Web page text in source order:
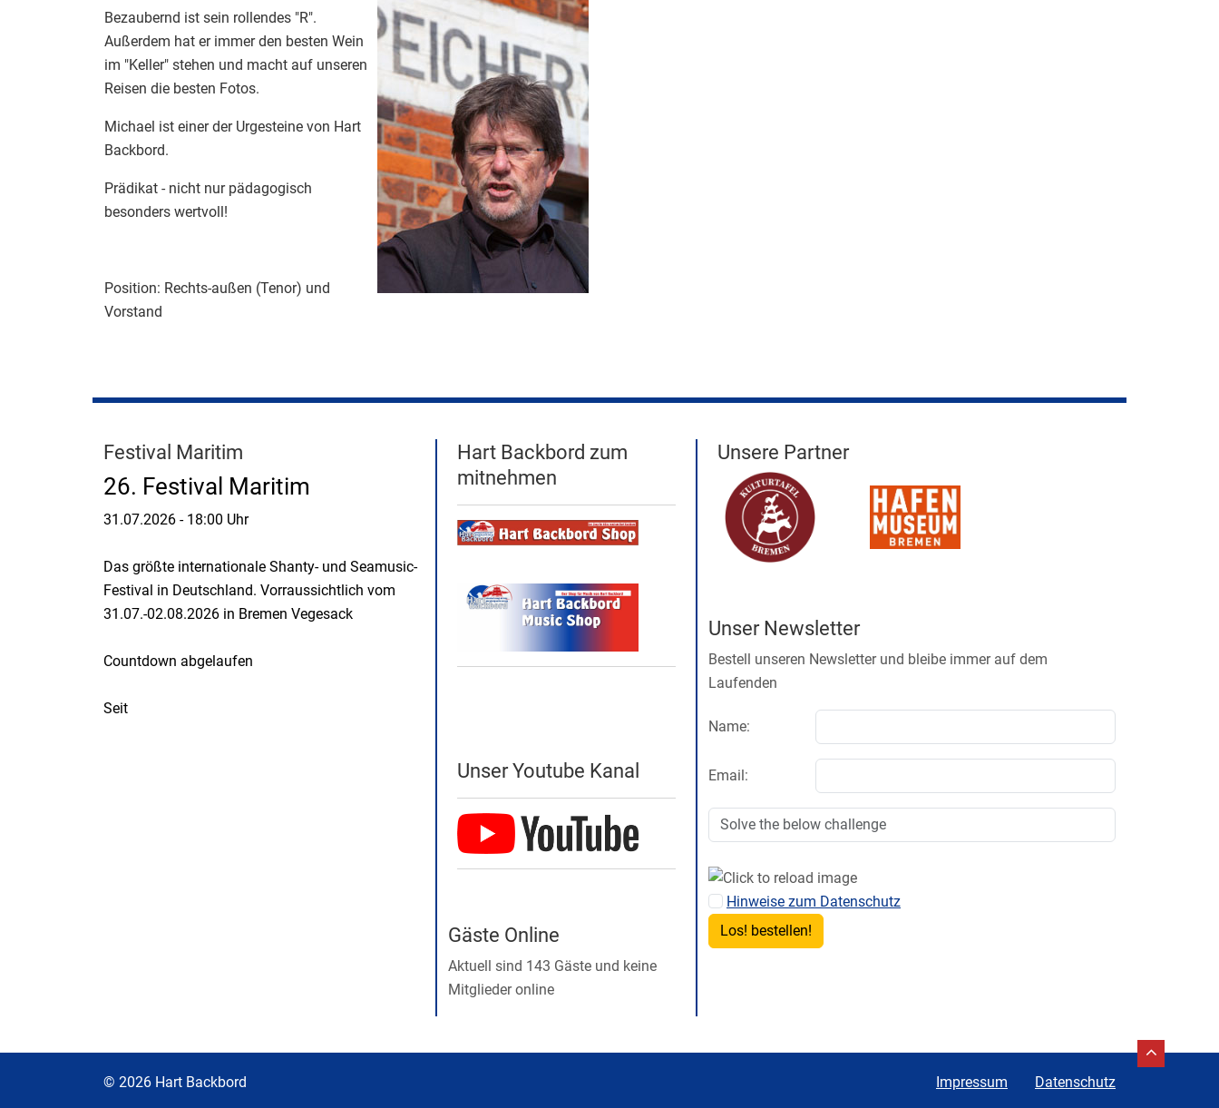
Bezaubernd ist sein rollendes "R".
Außerdem hat er immer den besten Wein
im "Keller" stehen und macht auf unseren
Reisen die besten Fotos.
Michael ist einer der Urgesteine von Hart
Backbord.
Prädikat - nicht nur pädagogisch
besonders wertvoll!
Position: Rechts-außen (Tenor) und
Vorstand
Festival Maritim
26. Festival Maritim
31.07.2026 - 18:00 Uhr
Das größte internationale Shanty- und Seamusic-
Festival in Deutschland. Vorraussichtlich vom
31.07.-02.08.2026 in Bremen Vegesack
Countdown abgelaufen
Seit
Hart Backbord zum
mitnehmen
Unser Youtube Kanal
Gäste Online
Aktuell sind 143 Gäste und keine
Mitglieder online
Unsere Partner
Unser Newsletter
Bestell unseren Newsletter und bleibe immer auf dem
Laufenden
Name:
Email:
Hinweise zum Datenschutz
© 2026 Hart Backbord Impressum Datenschutz